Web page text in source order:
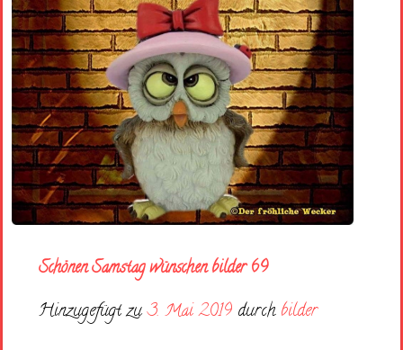
Schönen Samstag wünschen bilder 69
Hinzugefügt zu3. Mai 2019 durch bilder